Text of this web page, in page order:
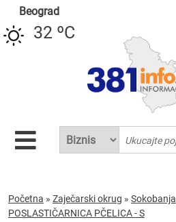
Beograd
32 ºC
Početna » Zaječarski okrug » Sokobanja
POSLASTIČARNICA PČELICA - S